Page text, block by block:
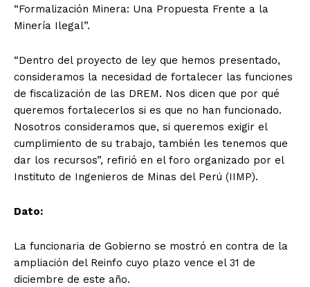
“Formalización Minera: Una Propuesta Frente a la
Minería Ilegal”.
“Dentro del proyecto de ley que hemos presentado,
consideramos la necesidad de fortalecer las funciones
de fiscalización de las DREM. Nos dicen que por qué
queremos fortalecerlos si es que no han funcionado.
Nosotros consideramos que, si queremos exigir el
cumplimiento de su trabajo, también les tenemos que
dar los recursos”, refirió en el foro organizado por el
Instituto de Ingenieros de Minas del Perú (IIMP).
Dato:
La funcionaria de Gobierno se mostró en contra de la
ampliación del Reinfo cuyo plazo vence el 31 de
diciembre de este año.